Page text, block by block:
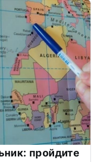
пройдите